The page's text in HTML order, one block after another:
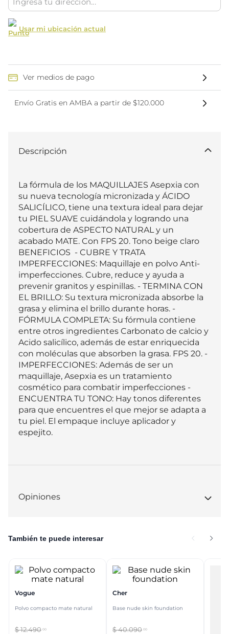
Usar mi ubicación actual
Ver medios de pago
Envío Gratis en AMBA a partir de $120.000
Descripción
La fórmula de los MAQUILLAJES Asepxia con
su nueva tecnología micronizada y ÁCIDO
SALICÍLICO, tiene una textura ideal para dejar
tu PIEL SUAVE cuidándola y logrando una
cobertura de ASPECTO NATURAL y un
acabado MATE. Con FPS 20. Tono beige claro
BENEFICIOS  - CUBRE Y TRATA
IMPERFECCIONES: Maquillaje en polvo Anti-
imperfecciones. Cubre, reduce y ayuda a
prevenir granitos y espinillas. - TERMINA CON
EL BRILLO: Su textura micronizada absorbe la
grasa y elimina el brillo durante horas. -
FÓRMULA COMPLETA: Su fórmula contiene
entre otros ingredientes Carbonato de calcio y
Acido salicílico, además de estar enriquecida
con moléculas que absorben la grasa. FPS 20. -
IMPERFECCIONES: Además de ser un
maquillaje, Asepxia es un tratamiento
cosmético para combatir imperfecciones -
ENCUENTRA TU TONO: Hay tonos diferentes
para que encuentres el que mejor se adapta a
tu piel. El empaque incluye aplicador y
espejito.
Opiniones
También te puede interesar
Vogue
Polvo compacto mate natural
$12.490 00
Cher
Base nude skin foundation
$40.090 00